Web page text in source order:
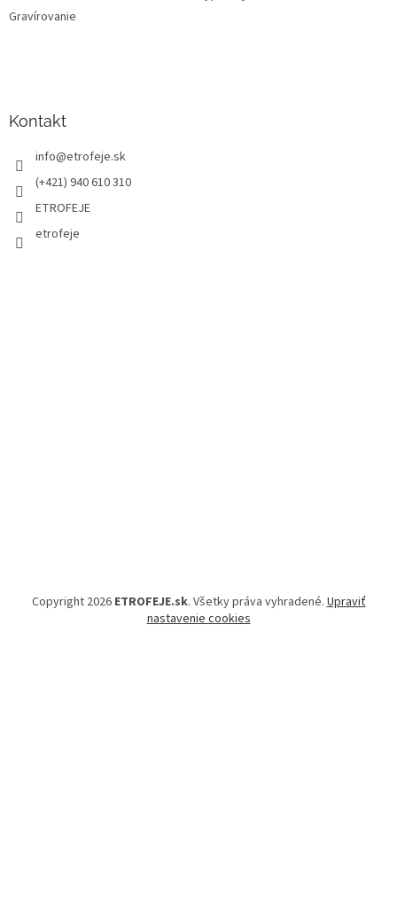
Gravírovanie
Kontakt
info@etrofeje.sk
(+421) 940 610 310
ETROFEJE
etrofeje
Copyright 2026 ETROFEJE.sk. Všetky práva vyhradené. Upraviť
nastavenie cookies